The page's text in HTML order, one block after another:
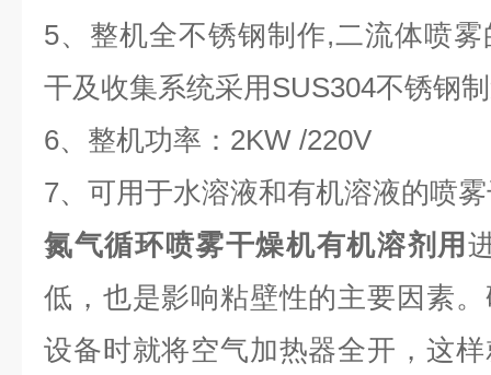
5、整机全不锈钢制作,二流体喷
干及收集系统采用SUS304不锈钢
6、整机功率：2KW /220V
7、可用于水溶液和有机溶液的喷
氮气循环喷雾干燥机有机溶剂用
低，也是影响粘壁性的主要因素
设备时就将空气加热器全开，这